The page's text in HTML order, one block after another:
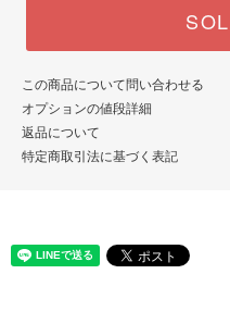
この商品について問い合わせる
オプションの値段詳細
返品について
特定商取引法に基づく表記